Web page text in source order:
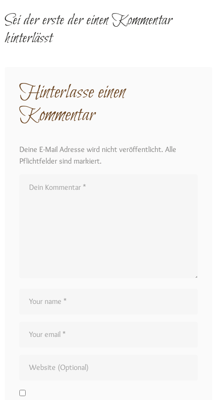
Sei der erste der einen Kommentar
hinterlässt
Hinterlasse einen
Kommentar
Deine E-Mail Adresse wird nicht veröffentlicht. Alle
Pflichtfelder sind markiert.